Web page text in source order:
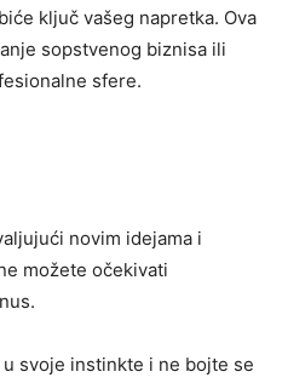
ključ vašeg napretka. Ova
sopstvenog biznisa ili
sfere.
novim idejama i
možete očekivati
u svoje instinkte i ne bojte se